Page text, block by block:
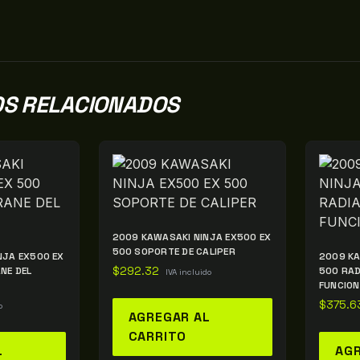
RELACIONADOS
EX500 EX
DEL
2009 KAWASAKI NINJA EX500 EX
500 SOPORTE DE CALIPER
$292.32 IVA incluido
AGREGAR AL
CARRITO
2009
500
$